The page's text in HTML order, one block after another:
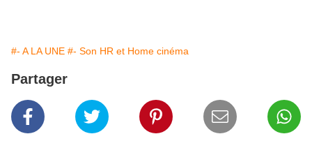
#- A LA UNE #- Son HR et Home cinéma
Partager